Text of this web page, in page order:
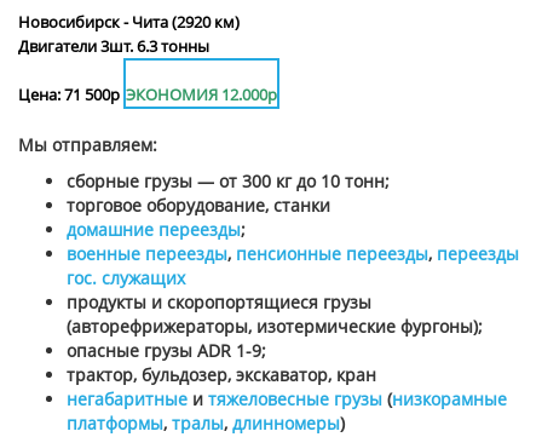
Новосибирск - Чита (2920 км)
Двигатели 3шт. 6.3 тонны
Цена: 71 500р ЭКОНОМИЯ 12.000р
Мы отправляем:
сборные грузы — от 300 кг до 10 тонн;
торговое оборудование, станки
домашние переезды;
военные переезды, пенсионные переезды, переезды
гос. служащих
продукты и скоропортящиеся грузы
(авторефрижераторы, изотермические фургоны);
опасные грузы ADR 1-9;
трактор, бульдозер, экскаватор, кран
негабаритные и тяжеловесные грузы (низкорамные
платформы, тралы, длинномеры)